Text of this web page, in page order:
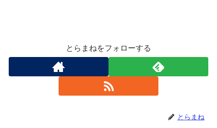
とらまねをフォローする
とらまね